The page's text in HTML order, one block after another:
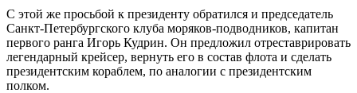
С этой же просьбой к президенту обратился и председатель
Санкт-Петербургского клуба моряков-подводников, капитан
первого ранга Игорь Кудрин. Он предложил отреставрировать
легендарный крейсер, вернуть его в состав флота и сделать
президентским кораблем, по аналогии с президентским
полком.